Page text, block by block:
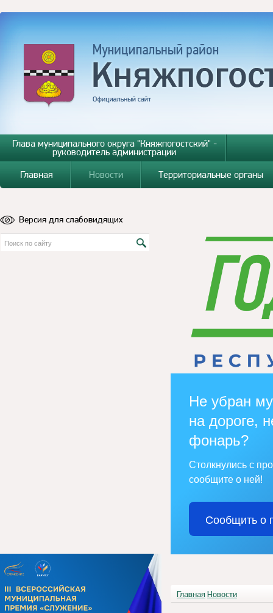
Глава муниципального округа "Княжпогостский" -
руководитель администрации
Главная
Новости Территориальные органы
Версия для слабовидящих
Не убран
на дороге,
фонарь?
Столкнулись с
сообщите о ней!
Сообщить о
Главная Новости